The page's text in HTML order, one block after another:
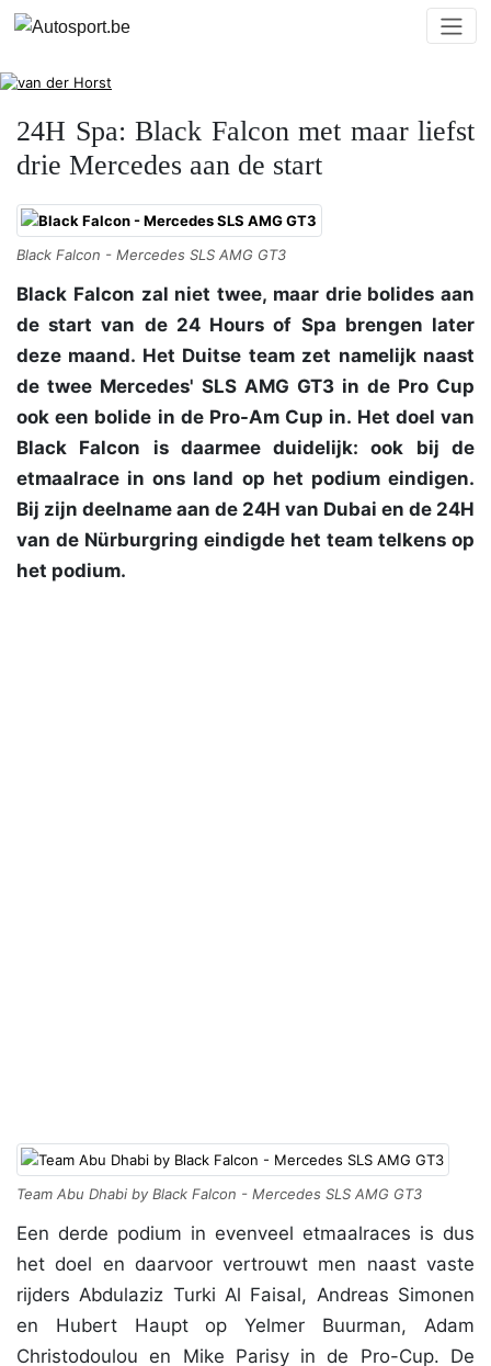
24H Spa: Black Falcon met maar liefst
drie Mercedes aan de start
Black Falcon - Mercedes SLS AMG GT3
Black Falcon zal niet twee, maar drie bolides aan
de start van de 24 Hours of Spa brengen later
deze maand. Het Duitse team zet namelijk naast
de twee Mercedes' SLS AMG GT3 in de Pro Cup
ook een bolide in de Pro-Am Cup in. Het doel van
Black Falcon is daarmee duidelijk: ook bij de
etmaalrace in ons land op het podium eindigen.
Bij zijn deelname aan de 24H van Dubai en de 24H
van de Nürburgring eindigde het team telkens op
het podium.
Team Abu Dhabi by Black Falcon - Mercedes SLS AMG GT3
Een derde podium in evenveel etmaalraces is dus
het doel en daarvoor vertrouwt men naast vaste
rijders Abdulaziz Turki Al Faisal, Andreas Simonen
en Hubert Haupt op Yelmer Buurman, Adam
Christodoulou en Mike Parisy in de Pro-Cup. De